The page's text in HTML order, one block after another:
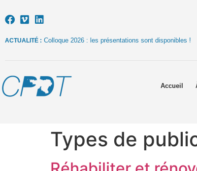
ACTUALITÉ : Colloque 2026 : les présentations sont disponibles !
Accueil
Types de